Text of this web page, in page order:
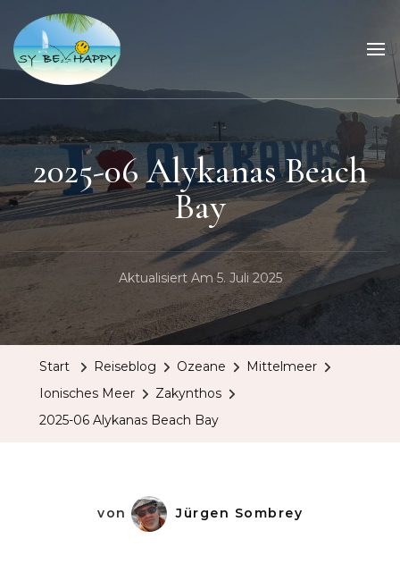
Sailing Be Happy
ein Traum wird wahr
2025-06 Alykanas Beach
Bay
Aktualisiert Am 5. Juli 2025
Start Reiseblog Ozeane
Mittelmeer
Ionisches Meer
Zakynthos
2025-06 Alykanas Beach Bay
von Jürgen Sombrey